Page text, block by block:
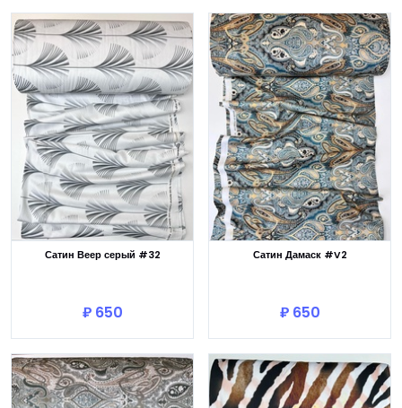
Сатин Веер серый #32
₽ 650
Сатин Дамаск #V2
₽ 650